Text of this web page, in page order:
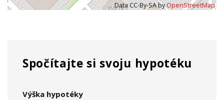
Data CC-By-SA byOpenStreetMap
Spočítajte si svoju hypotéku
Výška hypotéky